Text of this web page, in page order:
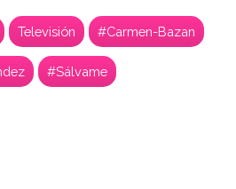
Televisión #Carmen-Bazan
#Sálvame